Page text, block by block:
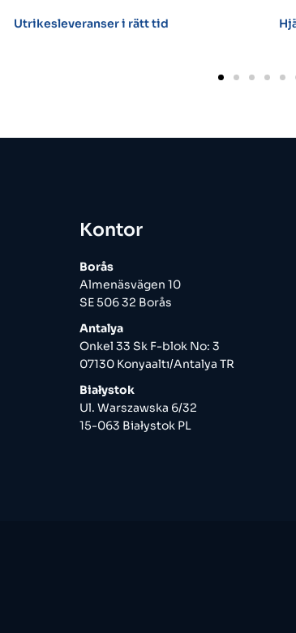
Hjälp med terminalhantering
Kontor
Borås
Almenäsvägen 10
SE 506 32 Borås
Antalya
Onkel 33 Sk F-blok No: 3
07130 Konyaaltı/Antalya TR
Białystok
Ul. Warszawska 6/32
15-063 Białystok PL